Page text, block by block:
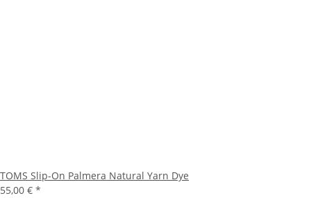
TOMS Slip-On Palmera Natural Yarn Dye
55,00 € *